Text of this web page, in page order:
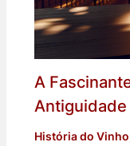
A
Antiguidade
História do Vinho